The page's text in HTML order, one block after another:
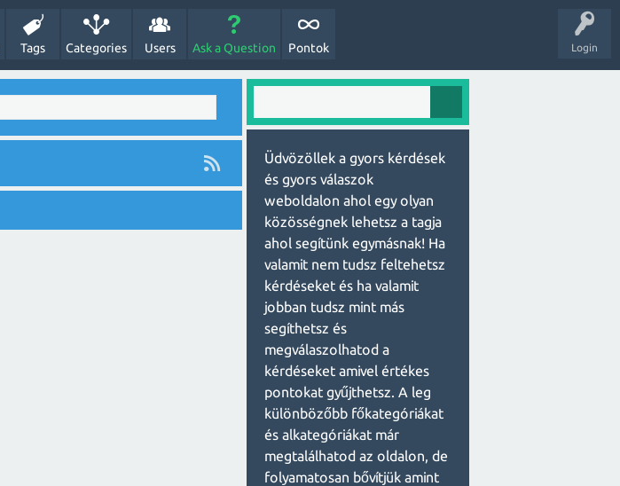
Login
Tags Categories Users Ask a Question Pontok
Üdvözöllek a gyors kérdések
és gyors válaszok
weboldalon ahol egy olyan
közösségnek lehetsz a tagja
ahol segítünk egymásnak! Ha
valamit nem tudsz feltehetsz
kérdéseket és ha valamit
jobban tudsz mint más
segíthetsz és
megválaszolhatod a
kérdéseket amivel értékes
pontokat gyűjthetsz. A leg
különbözőbb főkategóriákat
és alkategóriákat már
megtalálhatod az oldalon, de
folyamatosan bővítjük amint